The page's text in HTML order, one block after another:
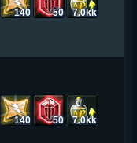
140 50 7.0kk
140 50 7.0kk